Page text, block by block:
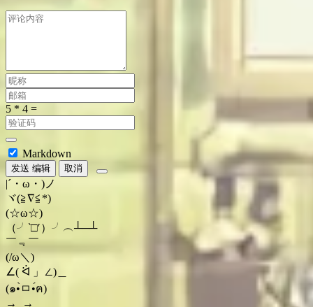
Markdown
发送 编辑 取消
|´・ω・)ノ
ヾ(≧∇≦*)ゝ
(☆ω☆)
（╯‵□′）╯︵┴─┴
￣﹃￣
(/ω＼)
∠( ᐛ 」∠)＿
(๑•̀ㅁ•́ฅ)
→_→